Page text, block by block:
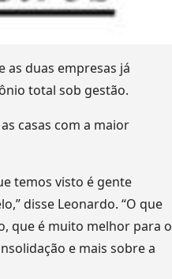
as duas empresas já
total sob gestão.
casas com a maior
temos visto é gente
disse Leonardo. “O que
que é muito melhor para o
e mais sobre a